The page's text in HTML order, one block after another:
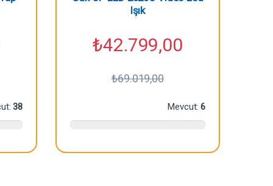
38
Işık
₺42.799,00
₺69.019,00
Mevcut:6